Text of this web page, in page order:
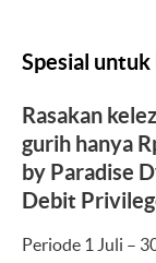
Spesial untuk
Rasakan
gurih hanya
by Paradise
Debit
Periode 1 Juli –